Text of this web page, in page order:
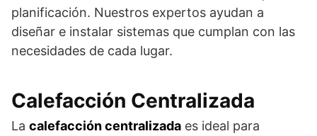
planificación. Nuestros expertos ayudan a
diseñar e instalar sistemas que cumplan con las
necesidades de cada lugar.
Calefacción Centralizada
La calefacción centralizada es ideal para